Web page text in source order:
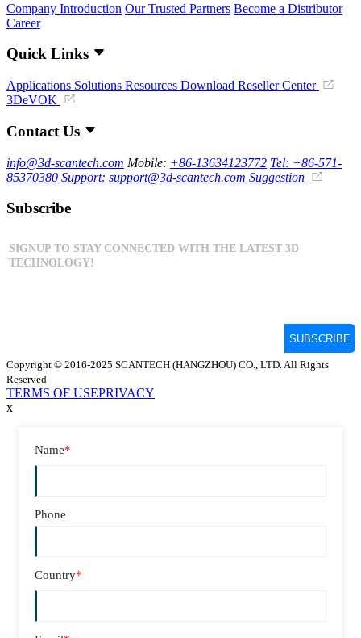
Company Introduction Our Trusted Partners Become a Distributor
Career
Quick Links
Applications Solutions Resources Download Reseller Center
3DeVOK
Contact Us
info@3d-scantech.com Mobile: +86-13634123772 Tel: +86-571-
85370380 Support: support@3d-scantech.com Suggestion
Subscribe
Copyright © 2016-2025 SCANTECH (HANGZHOU) CO., LTD. All Rights
Reserved
TERMS OF USEPRIVACY
x
Name*
Phone
Country*